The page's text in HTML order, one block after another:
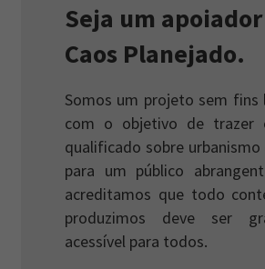
Seja um
Caos Planejado.
Somos um projeto sem fins
com o objetivo de trazer
qualificado sobre urbanismo
para um público
acreditamos que todo
produzimos deve ser
acessível para todos.